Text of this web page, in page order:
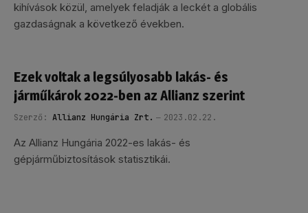
kihívások közül, amelyek feladják a leckét a globális
gazdaságnak a következő években.
Ezek voltak a legsúlyosabb lakás- és
járműkárok 2022-ben az Allianz szerint
Szerző: Allianz Hungária Zrt. 2023.02.22.
Az Allianz Hungária 2022-es lakás- és
gépjárműbiztosítások statisztikái.